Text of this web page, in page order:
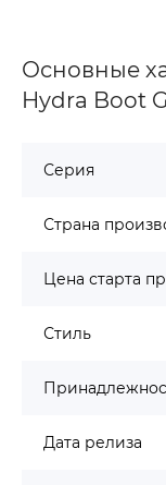
Основные
Hydra Boot
Серия
Страна
Цена старта
Стиль
Дата релиза